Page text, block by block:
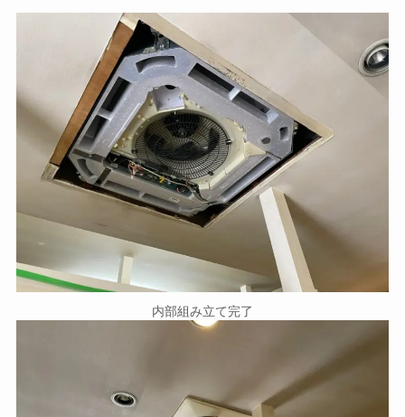
内部組み立て完了